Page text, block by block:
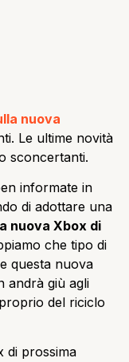
nuova
Le ultime novità
sconcertanti.
informate in
di adottare una
nuova Xbox di
che tipo di
questa nuova
andrà giù agli
del riciclo
di prossima